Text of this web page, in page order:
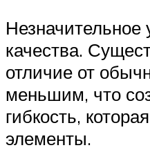
качества.
отличие от
меньшим, что
гибкость,
элементы.